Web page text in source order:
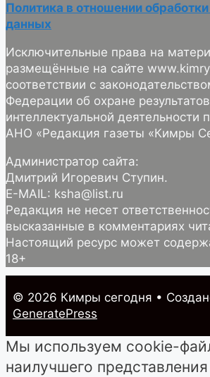
Политика в отношении
данных
Исключительные права на
размещённые на сайте
соответствии с
Федерации об охране результатов
интеллектуальной деятельности
АНО «Редакция газеты «Кимры
Администратор сайта:
Дмитрий Игоревич Ступин.
E-MAIL: ksha@list.ru
Редакция не несет
высказанные в комментариях
Настоящий ресурс может
18+
© 2026 Кимры cегодня •
GeneratePress
Мы используем cookie-
наилучшего